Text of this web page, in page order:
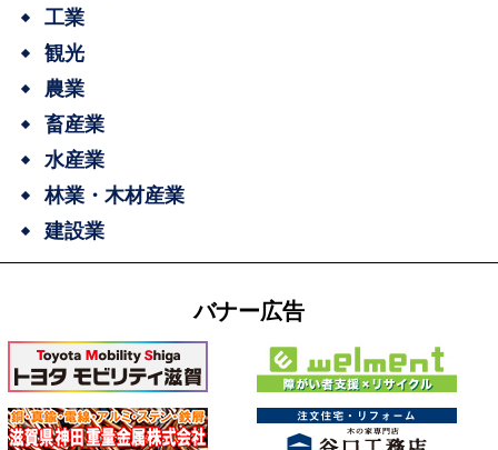
工業
観光
農業
畜産業
水産業
林業・木材産業
建設業
バナー広告